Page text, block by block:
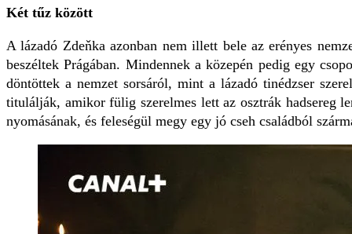
Két tűz között
A lázadó Zdeňka azonban nem illett bele az erényes
beszéltek Prágában. Mindennek a közepén pedig egy
döntöttek a nemzet sorsáról, mint a lázadó tinédzser
titulálják, amikor fülig szerelmes lett az osztrák hadsereg
nyomásának, és feleségül megy egy jó cseh családból